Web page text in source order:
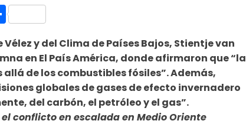
Compartir
y del Clima de Países Bajos, Stientje van
en El País América​, donde afirmaron que “la
de los combustibles fósiles”. Además,
globales de gases de efecto invernadero
del carbón, el petróleo y el gas”.
conflicto en escalada en Medio Oriente